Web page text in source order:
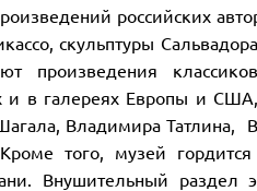
российских
скульптуры
произведения
и в галереях Европы и
Владимира Татлина,
того, музей
Внушительный раздел